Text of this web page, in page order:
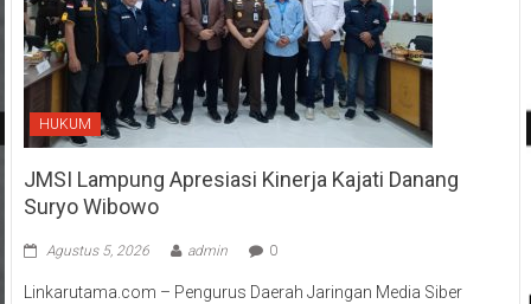
HUKUM
JMSI Lampung Apresiasi Kinerja Kajati Danang
Suryo Wibowo
Agustus 5, 2026 admin 0
Linkarutama.com – Pengurus Daerah Jaringan Media Siber